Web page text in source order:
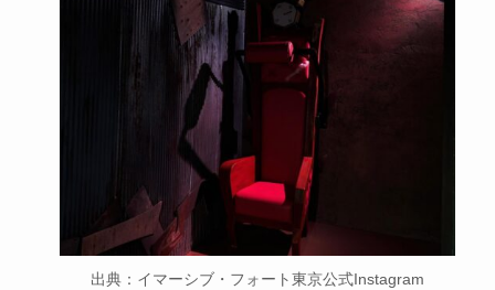
出典：イマーシブ・フォート東京公式Instagram